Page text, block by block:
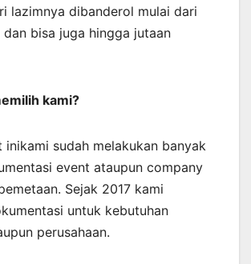
lazimnya dibanderol mulai dari
dan bisa juga hingga jutaan
kami?
inikami sudah melakukan banyak
event ataupun company
Sejak 2017 kami
untuk kebutuhan
perusahaan.